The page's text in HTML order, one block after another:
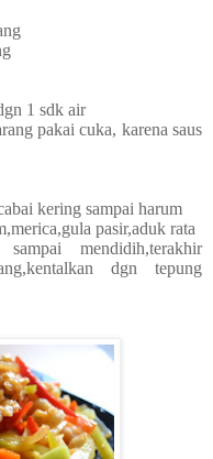
1 sdk air
pakai cuka, karena saus
kering sampai harum
pasir,aduk rata
mendidih,terakhir
dgn tepung